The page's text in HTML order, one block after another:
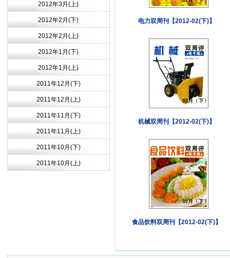
2012年3月(上)
2012年2月(下)
2012年2月(上)
2012年1月(下)
2012年1月(上)
2011年12月(下)
2011年12月(上)
2011年11月(下)
2011年11月(上)
2011年10月(下)
2011年10月(上)
电力双周刊【2012-02(下)】
机械双周刊【2012-02(下)】
食品饮料双周刊【2012-02(下)】